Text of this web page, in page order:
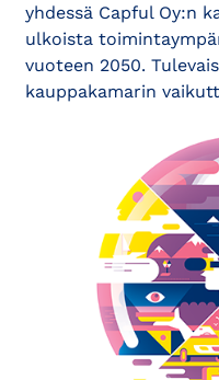
yhdessä Capful Oy:n
ulkoista
vuoteen 2050.
kauppa­kamarin